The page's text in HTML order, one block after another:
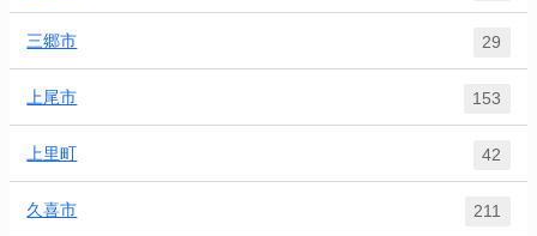
三郷市 29
上尾市 153
上里町 42
久喜市 211